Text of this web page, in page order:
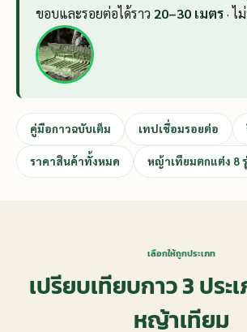
ขอบและรอยต่อได้ราว 20–30 เมตร·
คู่มือกาวฉบับเต็ม เทปเชื่อมรอยต่อ
ราคาสินค้าทั้งหมด หญ้าเทียมตกแต่ง 8
เลือกให้ถูกประเภท
เปรียบเทียบกาว 3 ประ
หญ้าเทียม